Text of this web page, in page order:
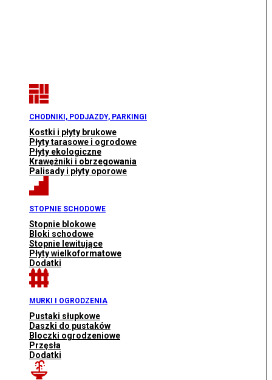
CHODNIKI, PODJAZDY, PARKINGI
Kostki i płyty brukowe
Płyty tarasowe i ogrodowe
Płyty ekologiczne
Krawężniki i obrzegowania
Palisady i płyty oporowe
STOPNIE SCHODOWE
Stopnie blokowe
Bloki schodowe
Stopnie lewitujące
Płyty wielkoformatowe
Dodatki
MURKI I OGRODZENIA
Pustaki słupkowe
Daszki do pustaków
Bloczki ogrodzeniowe
Przęsła
Dodatki